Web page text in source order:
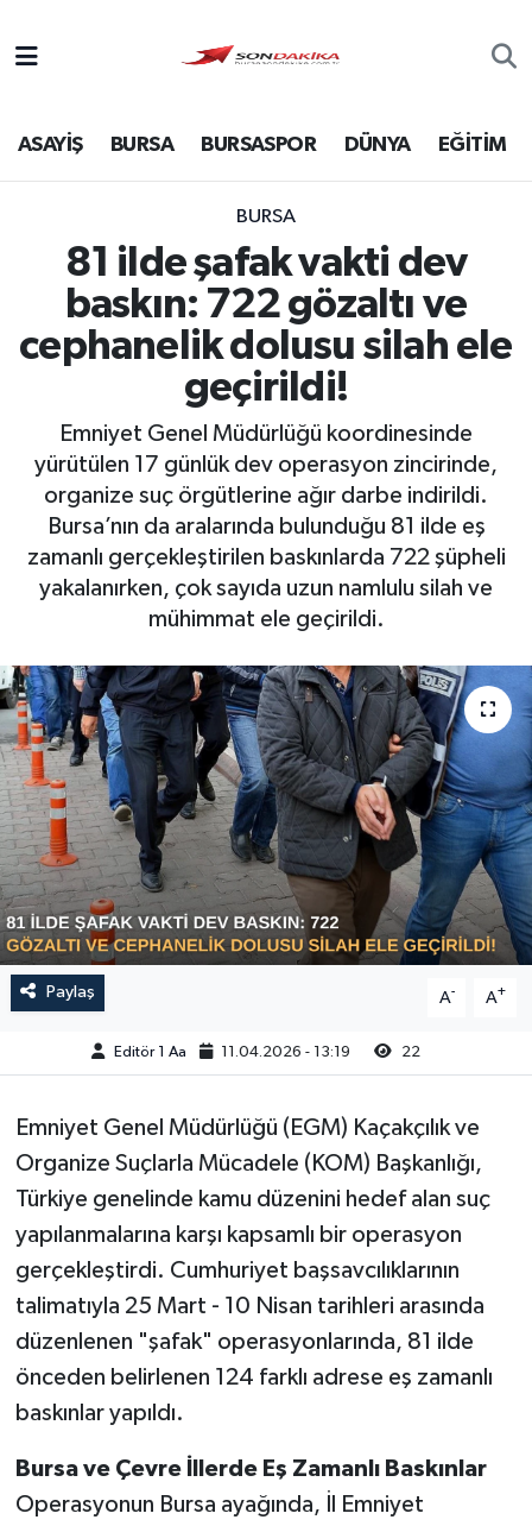
ASAYİŞ BURSA BURSASPOR DÜNYA EĞİTİM
BURSA
81 ilde şafak vakti dev
baskın: 722 gözaltı ve
cephanelik dolusu silah ele
geçirildi!
Emniyet Genel Müdürlüğü koordinesinde
yürütülen 17 günlük dev operasyon zincirinde,
organize suç örgütlerine ağır darbe indirildi.
Bursa’nın da aralarında bulunduğu 81 ilde eş
zamanlı gerçekleştirilen baskınlarda 722 şüpheli
yakalanırken, çok sayıda uzun namlulu silah ve
mühimmat ele geçirildi.
Paylaş A- A+
Editör 1 Aa 11.04.2026 - 13:19 22
Emniyet Genel Müdürlüğü (EGM) Kaçakçılık ve
Organize Suçlarla Mücadele (KOM) Başkanlığı,
Türkiye genelinde kamu düzenini hedef alan suç
yapılanmalarına karşı kapsamlı bir operasyon
gerçekleştirdi. Cumhuriyet başsavcılıklarının
talimatıyla 25 Mart - 10 Nisan tarihleri arasında
düzenlenen "şafak" operasyonlarında, 81 ilde
önceden belirlenen 124 farklı adrese eş zamanlı
baskınlar yapıldı.
Bursa ve Çevre İllerde Eş Zamanlı Baskınlar
Operasyonun Bursa ayağında, İl Emniyet
Bursa
Ekonomi
Foto Galeri
Gündem
Magazin
Sağlık
Spor
Türkiye
Video Galeri